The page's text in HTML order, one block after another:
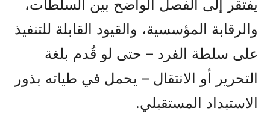
يفتقر إلى الفصل الواضح بين السلطات،
والرقابة المؤسسية، والقيود القابلة للتنفيذ
على سلطة الفرد – حتى لو قُدم بلغة
التحرير أو الانتقال – يحمل في طياته بذور
الاستبداد المستقبلي.